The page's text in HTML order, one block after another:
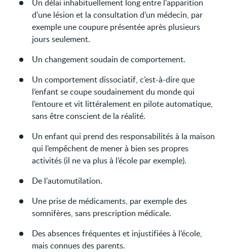
Un délai inhabituellement long entre l'apparition
d'une lésion et la consultation d’un médecin, par
exemple une coupure présentée après plusieurs
jours seulement.
Un changement soudain de comportement.
Un comportement dissociatif, c’est-à-dire que
l’enfant se coupe soudainement du monde qui
l’entoure et vit littéralement en pilote automatique,
sans être conscient de la réalité.
Un enfant qui prend des responsabilités à la maison
qui l’empêchent de mener à bien ses propres
activités (il ne va plus à l’école par exemple).
De l’automutilation.
Une prise de médicaments, par exemple des
somnifères, sans prescription médicale.
Des absences fréquentes et injustifiées à l’école,
mais connues des parents.